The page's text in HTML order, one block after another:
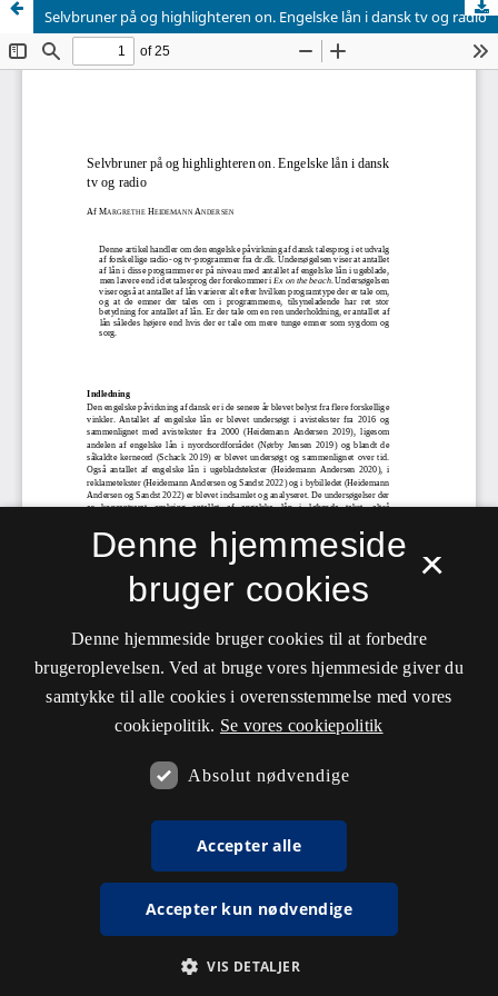
Selvbruner på og highlighteren on. Engelske lån i dansk tv og radio
×
Denne hjemmeside
bruger cookies
Denne hjemmeside bruger cookies til at forbedre
brugeroplevelsen. Ved at bruge vores hjemmeside giver du
samtykke til alle cookies i overensstemmelse med vores
cookiepolitik. Se vores cookiepolitik
Absolut nødvendige
Accepter alle
Accepter kun nødvendige
VIS DETALJER